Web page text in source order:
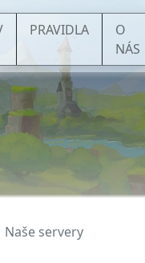
PRAVIDLA
O
NÁS
Naše servery